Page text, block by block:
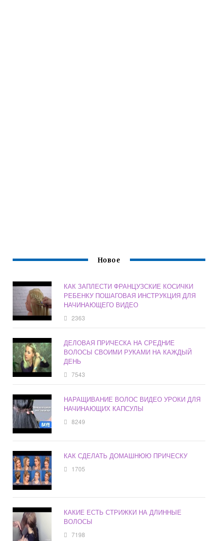
Новое
КАК ЗАПЛЕСТИ ФРАНЦУЗСКИЕ КОСИЧКИ
РЕБЕНКУ ПОШАГОВАЯ ИНСТРУКЦИЯ ДЛЯ
НАЧИНАЮЩЕГО ВИДЕО
2363
ДЕЛОВАЯ ПРИЧЕСКА НА СРЕДНИЕ
ВОЛОСЫ СВОИМИ РУКАМИ НА КАЖДЫЙ
ДЕНЬ
7543
НАРАЩИВАНИЕ ВОЛОС ВИДЕО УРОКИ ДЛЯ
НАЧИНАЮЩИХ КАПСУЛЫ
8249
КАК СДЕЛАТЬ ДОМАШНЮЮ ПРИЧЕСКУ
1705
КАКИЕ ЕСТЬ СТРИЖКИ НА ДЛИННЫЕ
ВОЛОСЫ
7198